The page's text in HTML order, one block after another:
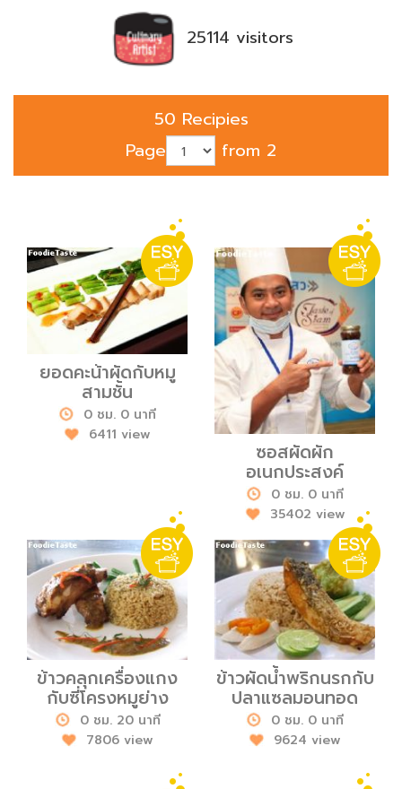
25114 visitors
50 Recipies
Page
from 2
ยอดคะน้าผัดกับหมู
สามชั้น
0 ชม. 0 นาที
6411 view
ซอสผัดผัก
อเนกประสงค์
0 ชม. 0 นาที
35402 view
ข้าวคลุกเครื่องแกง
กับซี่โครงหมูย่าง
0 ชม. 20 นาที
7806 view
ข้าวผัดน้ำพริกนรกกับ
ปลาแซลมอนทอด
0 ชม. 0 นาที
9624 view